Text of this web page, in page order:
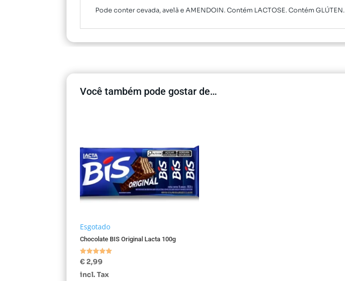
Pode conter cevada, avelã e AMENDOIN. Contém LACTOSE. Contém GLÚTEN.
Você também pode gostar de…
Esgotado
Chocolate BIS Original Lacta 100g
Avaliação
5.00
de 5
€2,99
incl. Tax